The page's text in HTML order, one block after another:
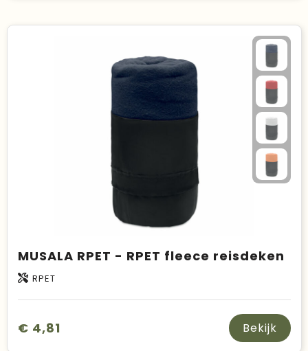
MUSALA RPET - RPET fleece reisdeken
RPET
€ 4,81 Bekijk